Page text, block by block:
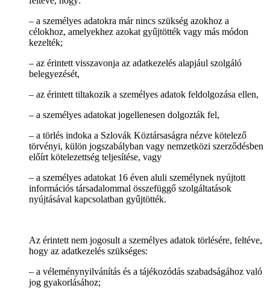
– a személyes adatokra már nincs szükség azokhoz a
célokhoz, amelyekhez azokat gyűjtötték vagy más módon
kezelték;
– az érintett visszavonja az adatkezelés alapjául szolgáló
belegyezését,
– az érintett tiltakozik a személyes adatok feldolgozása ellen,
– a személyes adatokat jogellenesen dolgozták fel,
– a törlés indoka a Szlovák Köztársaságra nézve kötelező
törvényi, külön jogszabályban vagy nemzetközi szerződésben
előírt kötelezettség teljesítése, vagy
– a személyes adatokat 16 éven aluli személynek nyújtott
információs társadalommal összefüggő szolgáltatások
nyújtásával kapcsolatban gyűjtötték.
Az érintett nem jogosult a személyes adatok törlésére, feltéve,
hogy az adatkezelés szükséges:
– a véleménynyilvánítás és a tájékozódás szabadságához való
jog gyakorlásához;